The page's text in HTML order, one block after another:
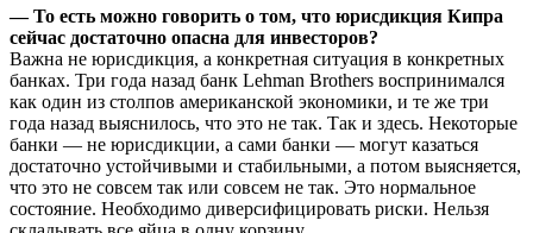
— То есть можно говорить о том, что юрисдикция Кипра
сейчас достаточно опасна для инвесторов?
Важна не юрисдикция, а конкретная ситуация в конкретных
банках. Три года назад банк Lehman Brothers воспринимался
как один из столпов американской экономики, и те же три
года назад выяснилось, что это не так. Так и здесь. Некоторые
банки — не юрисдикции, а сами банки — могут казаться
достаточно устойчивыми и стабильными, а потом выясняется,
что это не совсем так или совсем не так. Это нормальное
состояние. Необходимо диверсифицировать риски. Нельзя